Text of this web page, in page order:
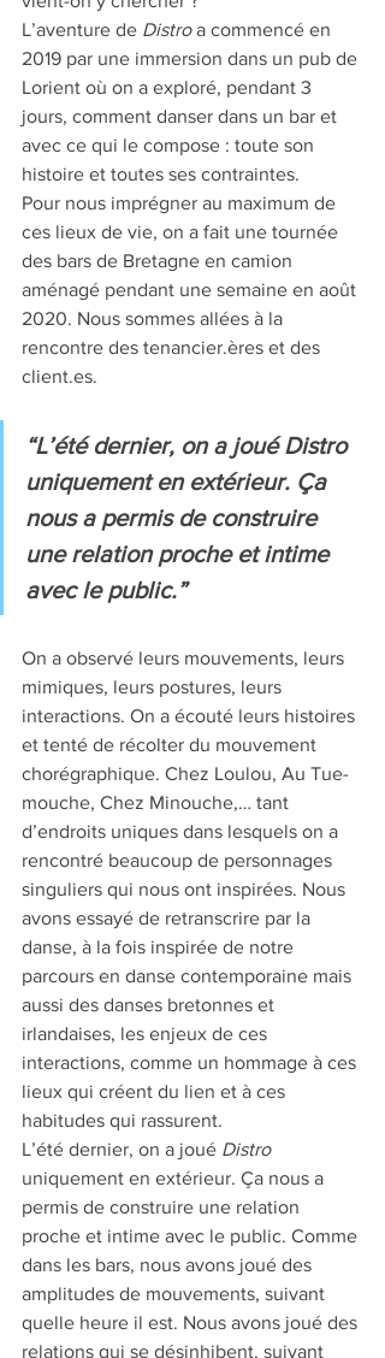
L’aventure de Distro a commencé en
2019 par une immersion dans un pub de
Lorient où on a exploré, pendant 3
jours, comment danser dans un bar et
avec ce qui le compose : toute son
histoire et toutes ses contraintes.
Pour nous imprégner au maximum de
ces lieux de vie, on a fait une tournée
des bars de Bretagne en camion
aménagé pendant une semaine en août
2020. Nous sommes allées à la
rencontre des tenancier.ères et des
client.es.
“L’été dernier, on a joué Distro
uniquement en extérieur. Ça
nous a permis de construire
une relation proche et intime
avec le public.”
On a observé leurs mouvements, leurs
mimiques, leurs postures, leurs
interactions. On a écouté leurs histoires
et tenté de récolter du mouvement
chorégraphique. Chez Loulou, Au Tue-
mouche, Chez Minouche,… tant
d’endroits uniques dans lesquels on a
rencontré beaucoup de personnages
singuliers qui nous ont inspirées. Nous
avons essayé de retranscrire par la
danse, à la fois inspirée de notre
parcours en danse contemporaine mais
aussi des danses bretonnes et
irlandaises, les enjeux de ces
interactions, comme un hommage à ces
lieux qui créent du lien et à ces
habitudes qui rassurent.
L’été dernier, on a joué Distro
uniquement en extérieur. Ça nous a
permis de construire une relation
proche et intime avec le public. Comme
dans les bars, nous avons joué des
amplitudes de mouvements, suivant
quelle heure il est. Nous avons joué des
relations qui se désinhibent, suivant